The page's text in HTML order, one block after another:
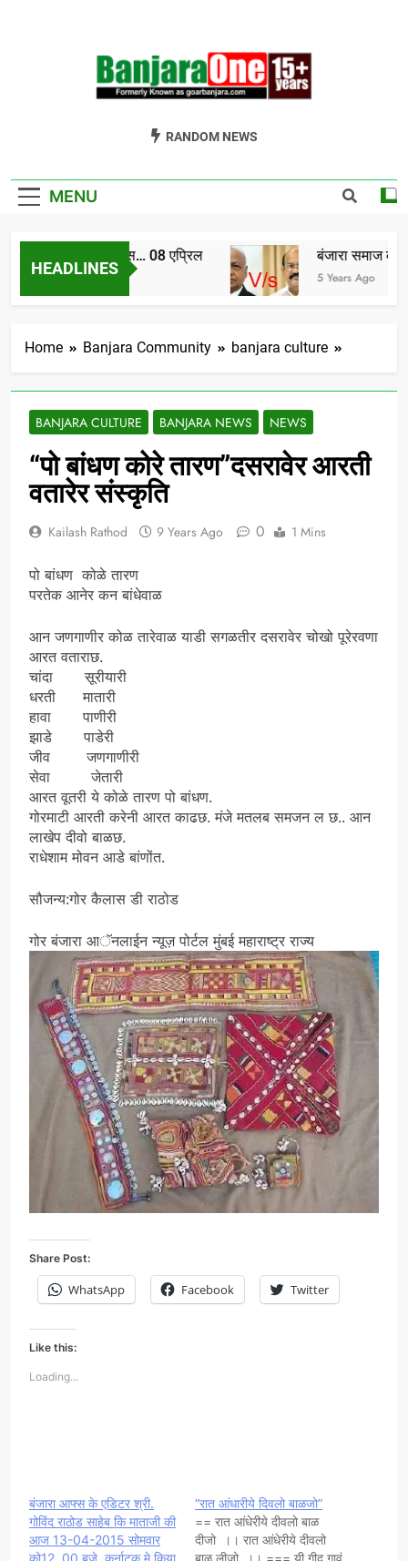
Welcome To
GoarBanjara.com
RANDOM NEWS
MENU
HEADLINES
विश्व बंजारा दिवस… 08 एप्रिल
4 Years Ago
बंजारा समाज को
5 Years Ago
Home Banjara Community banjara culture
BANJARA CULTURE BANJARA NEWS NEWS
“पो बांधण कोरे तारण”दसरावेर आरती
वतारेर संस्कृति
Kailash Rathod 9 Years Ago 0 1 Mins
पो बांधण कोळे तारण
परतेक आनेर कन बांधेवाळ
आन जणगाणीर कोळ तारेवाळ याडी सगळतीर दसरावेर चोखो पूरेरवणा
आरत वताराछ.
चांदा सूरीयारी
धरती मातारी
हावा पाणीरी
झाडे पाडेरी
जीव जणगाणीरी
सेवा जेतारी
आरत वूतरी ये कोळे तारण पो बांधण.
गोरमाटी आरती करेनी आरत काढछ. मंजे मतलब समजन ल छ.. आन
लाखेप दीवो बाळछ.
राधेशाम मोवन आडे बांणोंत.
सौजन्य:गोर कैलास डी राठोड
गोर बंजारा आॅनलाईन न्यूज़ पोर्टल मुंबई महाराष्ट्र राज्य
Share Post:
WhatsApp Facebook Twitter
Like this:
Loading...
बंजारा आफ्स के एडिटर श्री.
गोविंद राठोड साहेब कि माताजी की
आज 13-04-2015 सोमवार
को12. 00,बजे. कर्नाटक मे किया
“रात आंधारीये दिवलो बाळजो”
== रात आंधेरीये दीवलो बाळ
दीजो ।। रात आंधेरीये दीवलो
बाळ लीजो ।। === यी गीद गावं